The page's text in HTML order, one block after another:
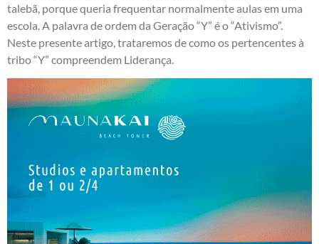
talebã, porque queria frequentar normalmente aulas em uma
escola. A palavra de ordem da Geração “Y” é o “Ativismo”.
Neste presente artigo, trataremos de como os pertencentes à
tribo “Y” compreendem Liderança.